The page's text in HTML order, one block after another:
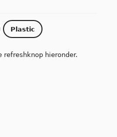
Plastic
refreshknop hieronder.